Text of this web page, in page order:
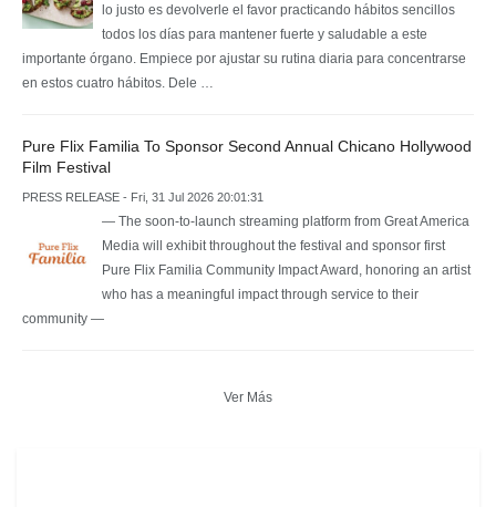
lo justo es devolverle el favor practicando hábitos sencillos
todos los días para mantener fuerte y saludable a este
importante órgano. Empiece por ajustar su rutina diaria para concentrarse
en estos cuatro hábitos. Dele …
Pure Flix Familia To Sponsor Second Annual Chicano Hollywood
Film Festival
PRESS RELEASE - Fri, 31 Jul 2026 20:01:31
— The soon-to-launch streaming platform from Great America
Media will exhibit throughout the festival and sponsor first
Pure Flix Familia Community Impact Award, honoring an artist
who has a meaningful impact through service to their
community —
Ver Más